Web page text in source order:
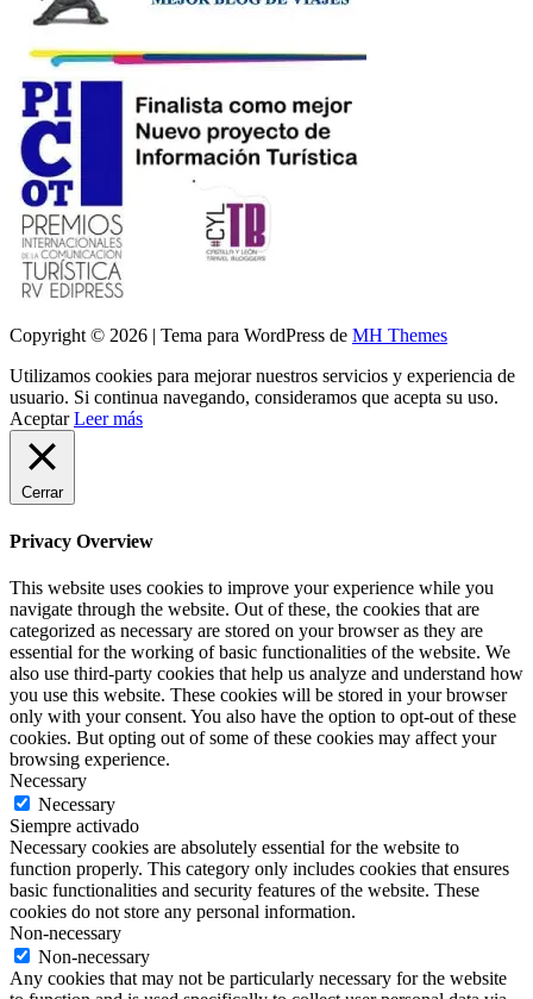
Copyright © 2026 | Tema para WordPress de MH Themes
Utilizamos cookies para mejorar nuestros servicios y experiencia de
usuario. Si continua navegando, consideramos que acepta su uso.
Aceptar Leer más
Cerrar
Privacy Overview
This website uses cookies to improve your experience while you
navigate through the website. Out of these, the cookies that are
categorized as necessary are stored on your browser as they are
essential for the working of basic functionalities of the website. We
also use third-party cookies that help us analyze and understand how
you use this website. These cookies will be stored in your browser
only with your consent. You also have the option to opt-out of these
cookies. But opting out of some of these cookies may affect your
browsing experience.
Necessary
Necessary
Siempre activado
Necessary cookies are absolutely essential for the website to
function properly. This category only includes cookies that ensures
basic functionalities and security features of the website. These
cookies do not store any personal information.
Non-necessary
Non-necessary
Any cookies that may not be particularly necessary for the website